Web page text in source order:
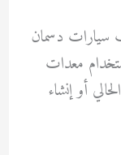
سيارات دسمان
معدات
أو إنشاء